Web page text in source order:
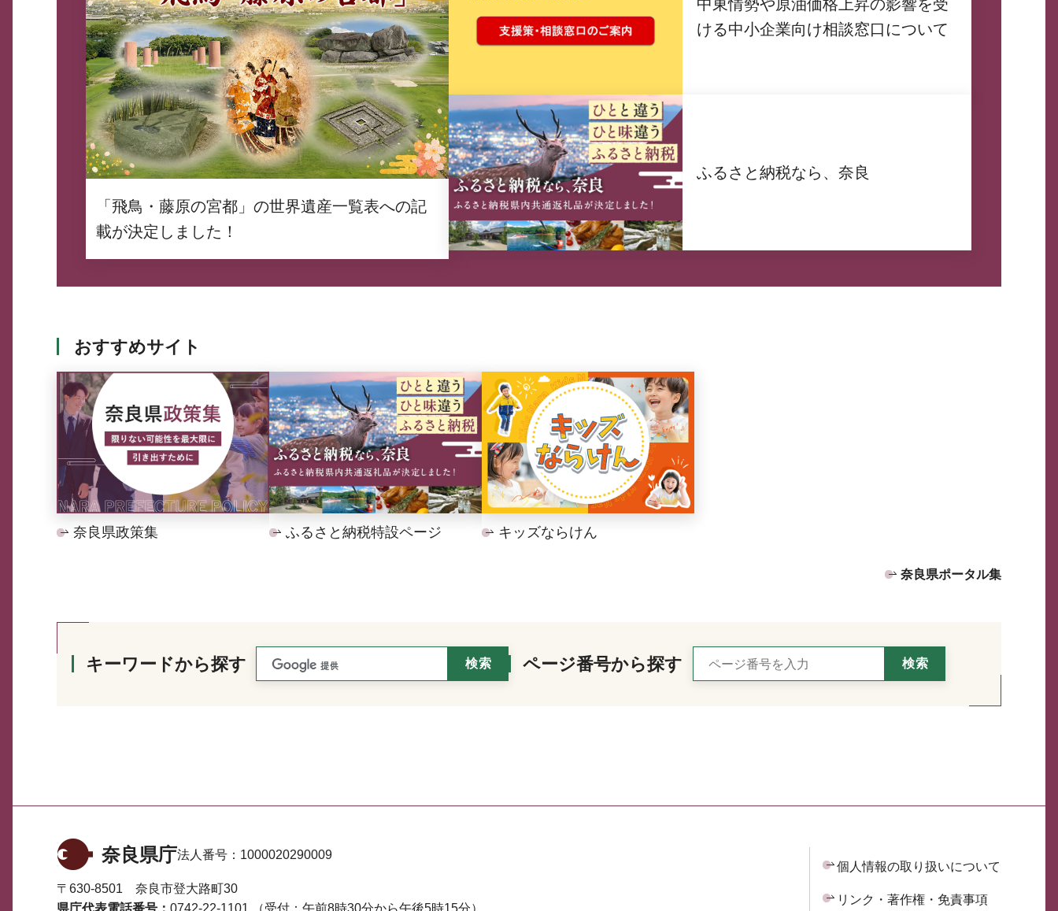
「飛鳥・藤原の宮都」の世界遺産一覧表への記
載が決定しました！
中東情勢や原油価格上昇の影響を受
ける中小企業向け相談窓口について
ふるさと納税なら、奈良
おすすめサイト
奈良県政策集 ふるさと納税特設ページ キッズならけん
奈良県ポータル集
キーワードから探す ページ番号から探す
奈良県庁法人番号： 1000020290009
〒630-8501 奈良市登大路町30
県庁代表電話番号： 0742-22-1101 （受付：午前8時30分から午後5時15分）
個人情報の取り扱いについて
リンク・著作権・免責事項